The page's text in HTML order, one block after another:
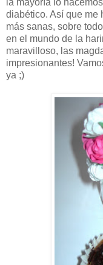
la mayoría lo
diabético. Así que me
más sanas, sobre
en el mundo de la
maravilloso, las
impresionantes!
ya ;)